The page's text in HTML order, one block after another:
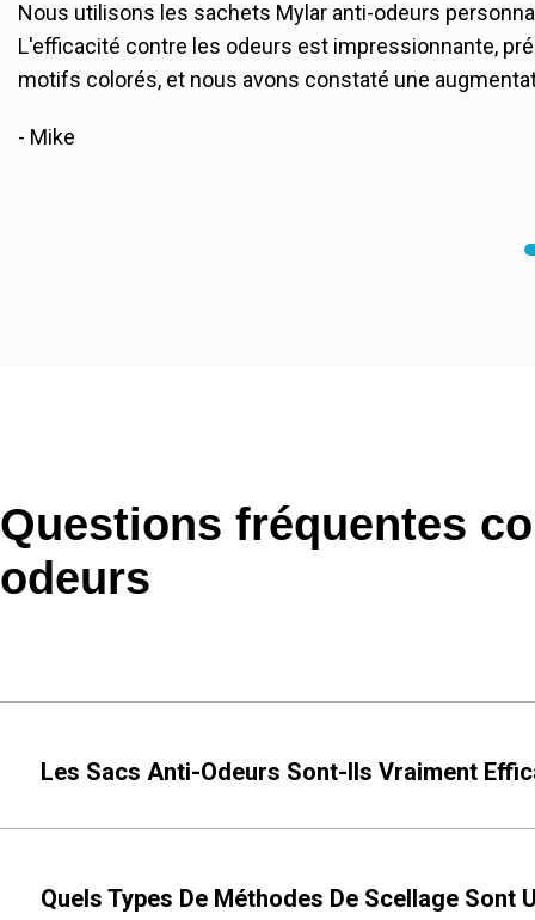
Nous utilisons les sachets Mylar anti-odeurs
L'efficacité contre les odeurs est impressionnante,
motifs colorés, et nous avons constaté une
- Mike
Questions fréquentes
odeurs
Les Sacs Anti-Odeurs Sont-Ils Vraiment
Quels Types De Méthodes De Scellage